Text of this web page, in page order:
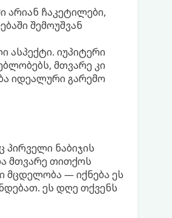
არიან ჩაკეტილები,
შემოუშვან
ასპექტი. იუპიტერი
მთვარე კი
იდეალური გარემო
პირველი ნაბიჯის
მთვარე თითქოს
მცდელობა — იქნება ეს
ეს დღე თქვენს